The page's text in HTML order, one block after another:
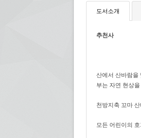
도서소개
추천사
산에서 산바람을
부는 자연 현상
천방지축 꼬마
모든 어린이의